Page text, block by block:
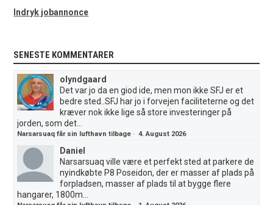
Indryk jobannonce
SENESTE KOMMENTARER
olyndgaard
Det var jo da en giod ide, men mon ikke SFJ er et
bedre sted..SFJ har jo i forvejen faciliteterne og det
kræver nok ikke lige så store investeringer på
jorden, som det...
Narsarsuaq får sin lufthavn tilbage ·4. August 2026
Daniel
Narsarsuaq ville være et perfekt sted at parkere de
nyindkøbte P8 Poseidon, der er masser af plads på
forpladsen, masser af plads til at bygge flere
hangarer, 1800m...